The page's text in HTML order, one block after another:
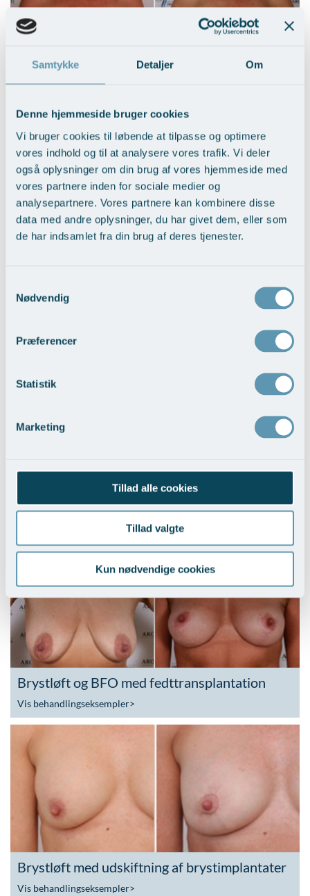
Samtykke Detaljer Om
Denne hjemmeside bruger cookies
Vi bruger cookies til løbende at tilpasse og optimere
vores indhold og til at analysere vores trafik. Vi deler
også oplysninger om din brug af vores hjemmeside med
vores partnere inden for sociale medier og
analysepartnere. Vores partnere kan kombinere disse
data med andre oplysninger, du har givet dem, eller som
de har indsamlet fra din brug af deres tjenester.
Nødvendig
Præferencer
Statistik
Marketing
Tillad alle cookies
Tillad valgte
Kun nødvendige cookies
Vis behandlingseksempler>
Brystløft og BFO med implantater
Brystløft og BFO med fedttransplantation
Vis behandlingseksempler>
Brystløft med udskiftning af brystimplantater
Vis behandlingseksempler>